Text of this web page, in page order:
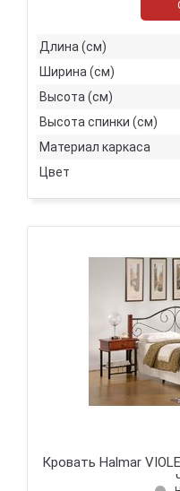
Длина (см)
Ширина (см)
Высота (см)
Высота спинки (см)
Материал каркаса
Цвет
Кровать Halmar